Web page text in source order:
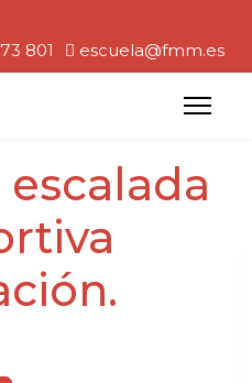
801 escuela@fmm.es